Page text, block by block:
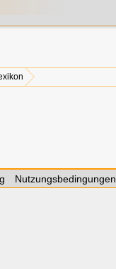
Nutzungsbedingungen